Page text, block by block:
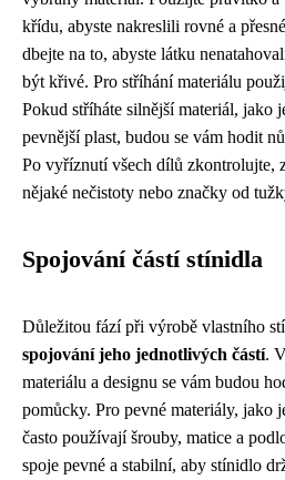
křídu, abyste nakreslili rovné a
dbejte na to, abyste látku
být křivé. Pro stříhání materiálu
Pokud stříháte silnější materiál, jako
pevnější plast, budou se vám hodit
Po vyříznutí všech dílů zkontrolujte,
nějaké nečistoty nebo značky od
Spojování částí stínidla
Důležitou fází při výrobě vlastního
spojování jeho jednotlivých částí.
materiálu a designu se vám budou
pomůcky. Pro pevné materiály, jako
často používají šrouby, matice a
spoje pevné a stabilní, aby stínidlo